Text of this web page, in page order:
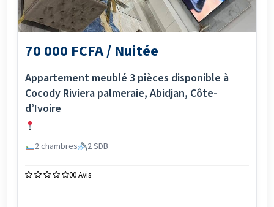
70 000 FCFA / Nuitée
Appartement meublé 3 pièces disponible à
Cocody Riviera palmeraie, Abidjan, Côte-
d’Ivoire
2 chambres 2 SDB
00 Avis